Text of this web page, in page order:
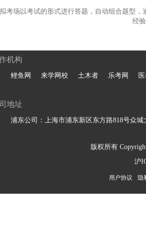
考场以考试的形式进行答题，自动组合题型
经
机构
鲤鱼网 来学网校 土木者 乐考网
地址
浦东公司：上海市浦东新区东方路818号众城
版权所有
沪
用户协议 隐